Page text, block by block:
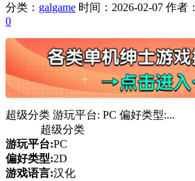
分类： galgame 时间：2026-02-07 作者：
0
超级分类 游玩平台: PC 偏好类型:...
超级分类
游玩平台:PC
偏好类型:2D
游戏语言:汉化